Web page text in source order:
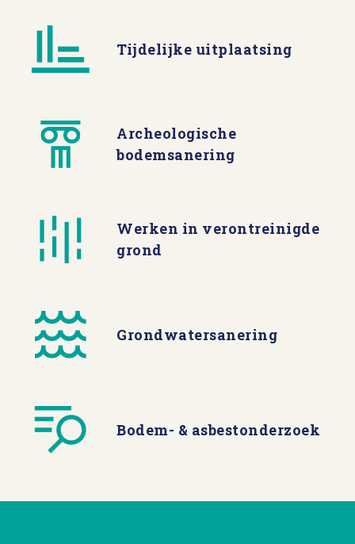
Tijdelijke uitplaatsing
Archeologische
bodemsanering
Werken in verontreinigde
grond
Grondwatersanering
Bodem- & asbestonderzoek